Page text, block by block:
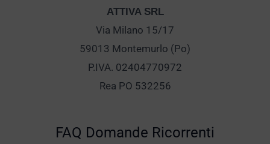
ATTIVA SRL
Via Milano 15/17
59013 Montemurlo (Po)
P.IVA. 02404770972
Rea PO 532256
FAQ Domande Ricorrenti